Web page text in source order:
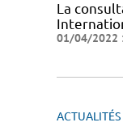
La
01/04/2022
ACTUALITÉS